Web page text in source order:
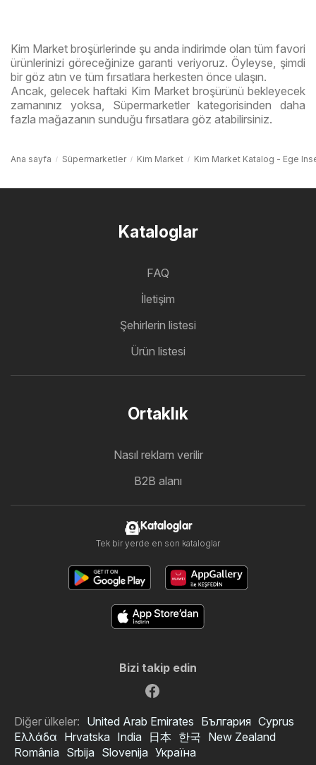
Kim Market broşürlerinde şu anda indirimde olan tüm favori
ürünlerinizi göreceğinize garanti veriyoruz. Öyleyse, şimdi
bir göz atın ve tüm fırsatlara herkesten önce ulaşın.
Ancak, gelecek haftaki Kim Market broşürünü bekleyecek
zamanınız yoksa, Süpermarketler kategorisinden daha
fazla mağazanın sunduğu fırsatlara göz atabilirsiniz.
Ana sayfa Süpermarketler Kim Market Kim Market Katalog - Ege
Kataloglar
FAQ
İletişim
Şehirlerin listesi
Ürün listesi
Ortaklık
Nasıl reklam verilir
B2B alanı
Kataloglar
Tek bir yerde en son kataloglar
Bizi takip edin
Diğer ülkeler: United Arab Emirates България Cyprus
Ελλάδα Hrvatska India 日本 한국 New Zealand
România Srbija Slovenija Україна